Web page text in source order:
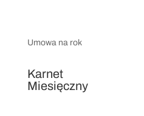
Umowa na rok
Karnet
Miesięczny